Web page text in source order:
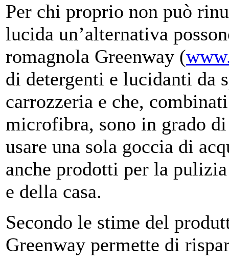
Per chi proprio non può
lucida un’alternativa
romagnola Greenway (
di detergenti e lucidanti da
carrozzeria e che,
microfibra, sono in grado
usare una sola goccia di
anche prodotti per la
e della casa.
Secondo le stime del
Greenway permette di